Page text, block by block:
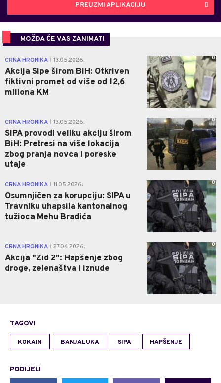
PREUZMI APLIKACIJU
MOŽDA ĆE VAS ZANIMATI
CRNA HRONIKA 13.05.2026.
Akcija Sipe širom BiH: Otkriven
fiktivni promet od više od 12,6
miliona KM
0
CRNA HRONIKA 13.05.2026.
SIPA provodi veliku akciju širom
BiH: Pretresi na više lokacija
zbog pranja novca i poreske
utaje
0
CRNA HRONIKA 11.05.2026.
Osumnjičen za korupciju: SIPA u
Travniku uhapsila kantonalnog
tužioca Mehu Bradića
0
CRNA HRONIKA 27.04.2026.
Akcija "Zid 2": Hapšenje zbog
droge, zelenaštva i iznude
0
TAGOVI
KOKAIN BANJALUKA SIPA HAPŠENJE
PODIJELI